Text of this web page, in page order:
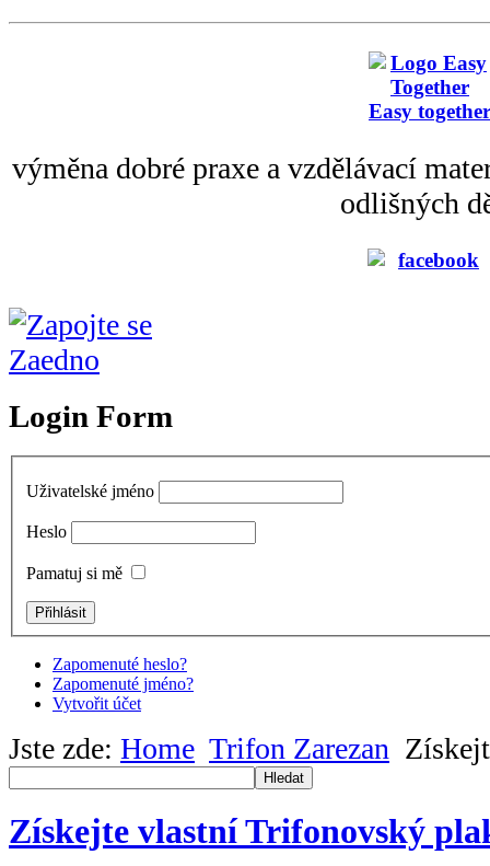
Easy together
výměna dobré praxe a vzdělávací
odlišných
Login Form
Uživatelské jméno
Heslo
Pamatuj si mě
Zapomenuté heslo?
Zapomenuté jméno?
Vytvořit účet
Jste zde: Home Trifon Zarezan
Hledat
Získejte vlastní Trifonovský